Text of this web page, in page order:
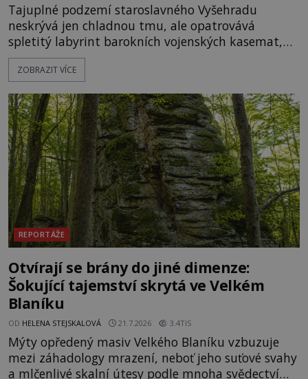
Tajuplné podzemí staroslavného Vyšehradu
neskrývá jen chladnou tmu, ale opatrovává
spletitý labyrint barokních vojenských kasemat,
zapomenuté chrámy a vzácné národní poklady.
Hluboko uvnitř mohutné skály nad řekou Vltavou
vyhýbá shonu moderní metropole. Místo, ke
kterému se vážou nejstarší české mýty, ve svých
temných útrobách střeží monumentální
ZOBRAZIT VÍCE
REPORTÁŽE
Otvírají se brány do jiné dimenze:
Šokující tajemství skrytá ve Velkém
Blaníku
OD HELENA STEJSKALOVÁ 21.7.2026 3.4TIS
Mýty opředený masiv Velkého Blaníku vzbuzuje
mezi záhadology mrazení, neboť jeho suťové svahy
a mlčenlivé skalní útesy podle mnoha svědectví